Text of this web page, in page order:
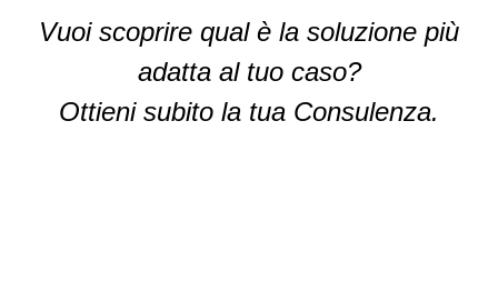
Vuoi scoprire qual è la soluzione più
adatta al tuo caso?
Ottieni subito la tua Consulenza.